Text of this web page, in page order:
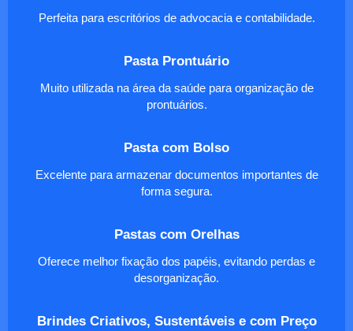
Perfeita para escritórios de advocacia e contabilidade.
Pasta Prontuário
Muito utilizada na área da saúde para organização de
prontuários.
Pasta com Bolso
Excelente para armazenar documentos importantes de
forma segura.
Pastas com Orelhas
Oferece melhor fixação dos papéis, evitando perdas e
desorganização.
Brindes Criativos, Sustentáveis e com Preço